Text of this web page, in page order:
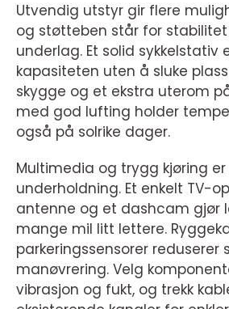
Utvendig utstyr gir flere
og støtteben står for
underlag. Et solid sykkelstativ
kapasiteten uten å sluke
skygge og et ekstra uterom
med god lufting holder
også på solrike dager.
Multimedia og trygg kjøring
underholdning. Et enkelt TV-
antenne og et dashcam gjør
mange mil litt lettere.
parkeringssensorer reduserer
manøvrering. Velg
vibrasjon og fukt, og trekk